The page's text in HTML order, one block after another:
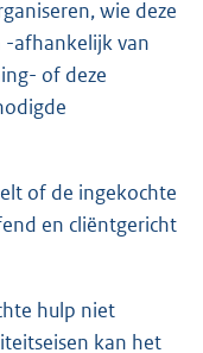
wie deze
-afhankelijk van
of deze
of de ingekochte
en cliëntgericht
hulp niet
kan het